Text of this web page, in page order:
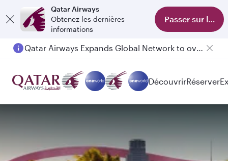
Qatar Airways
Obtenez les dernières
informations
Passer sur
Qatar Airways Expands Global Network to over 160 Destinations
DécouvrirRéserver